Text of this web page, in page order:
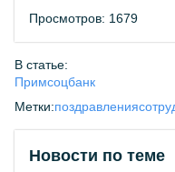
Просмотров: 1679
В статье:
Примсоцбанк
Метки:поздравления
Новости по теме